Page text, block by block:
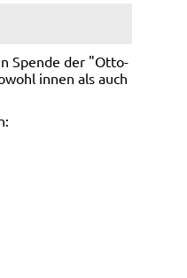
Spende der "Otto-
innen als auch